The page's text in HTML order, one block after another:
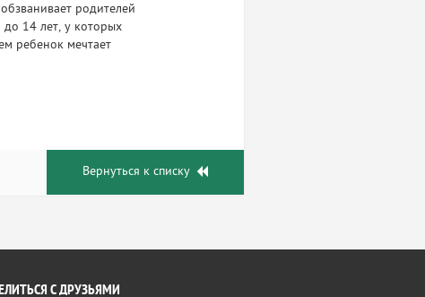
родителей
до 14 лет, у которых
ребенок мечтает
Вернуться к списку
С ДРУЗЬЯМИ